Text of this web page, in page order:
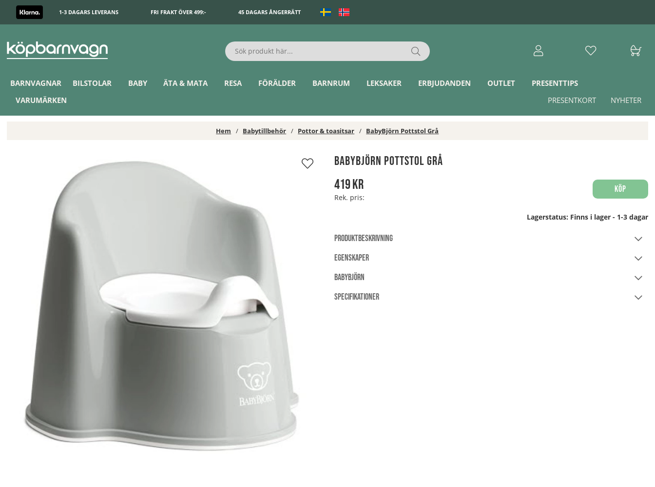
1-3 DAGARS LEVERANS FRI FRAKT ÖVER 499:- 45 DAGARS ÅNGERRÄTT
BARNVAGNAR BILSTOLAR BABY ÄTA & MATA RESA FÖRÄLDER BARNRUM LEKSAKER ERBJUDANDEN OUTLET
PRESENTTIPS
VARUMÄRKEN
NYHETER
PRESENTKORT
Hem Babytillbehör Pottor & toasitsar BabyBjörn Pottstol Grå
BabyBjörn Pottstol Grå
419kr
Rek. pris:
Köp
Lagerstatus: Finns i lager - 1-3 dagar
PRODUKTBESKRIVNING
EGENSKAPER
BABYBJÖRN
SPECIFIKATIONER